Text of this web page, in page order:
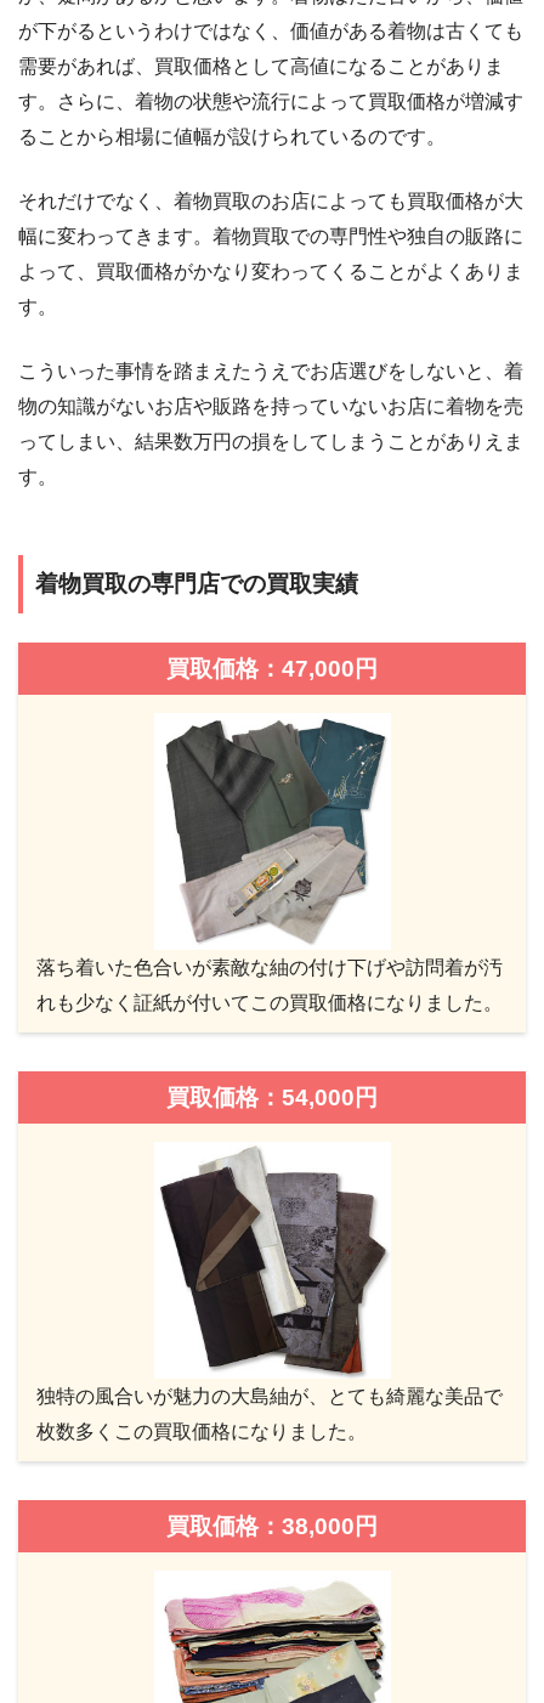
が下がるというわけではなく、価値がある着物は古くても
需要があれば、買取価格として高値になることがありま
す。さらに、着物の状態や流行によって買取価格が増減す
ることから相場に値幅が設けられているのです。
それだけでなく、着物買取のお店によっても買取価格が大
幅に変わってきます。着物買取での専門性や独自の販路に
よって、買取価格がかなり変わってくることがよくありま
す。
こういった事情を踏まえたうえでお店選びをしないと、着
物の知識がないお店や販路を持っていないお店に着物を売
ってしまい、結果数万円の損をしてしまうことがありえま
す。
着物買取の専門店での買取実績
買取価格：47,000円
落ち着いた色合いが素敵な紬の付け下げや訪問着が汚
れも少なく証紙が付いてこの買取価格になりました。
買取価格：54,000円
独特の風合いが魅力の大島紬が、とても綺麗な美品で
枚数多くこの買取価格になりました。
買取価格：38,000円